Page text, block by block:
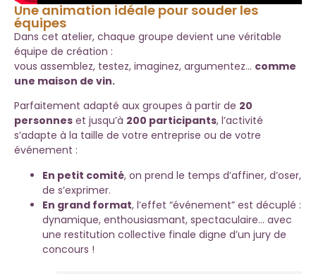
Une animation idéale pour souder les
équipes
Dans cet atelier, chaque groupe devient une véritable
équipe de création :
vous assemblez, testez, imaginez, argumentez… comme
une maison de vin.
Parfaitement adapté aux groupes à partir de 20
personnes et jusqu’à 200 participants, l’activité
s’adapte à la taille de votre entreprise ou de votre
événement :
En petit comité, on prend le temps d’affiner, d’oser,
de s’exprimer.
En grand format, l’effet “événement” est décuplé :
dynamique, enthousiasmant, spectaculaire… avec
une restitution collective finale digne d’un jury de
concours !